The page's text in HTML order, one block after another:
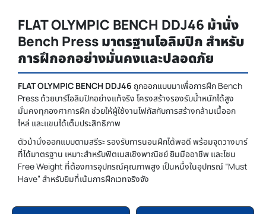
FLAT OLYMPIC BENCH DDJ46 ม้านั่ง
Bench Press มาตรฐานโอลิมปิก สำหรับ
การฝึกอกอย่างมั่นคงและปลอดภัย
FLAT OLYMPIC BENCH DDJ46 ถูกออกแบบมาเพื่อการฝึก Bench
Press ด้วยบาร์โอลิมปิกอย่างแท้จริง โครงสร้างรองรับน้ำหนักได้สูง
มั่นคงทุกองศาการฝึก ช่วยให้ผู้ใช้งานโฟกัสกับการสร้างกล้ามเนื้ออก
ไหล่ และแขนได้เต็มประสิทธิภาพ
ตัวม้านั่งออกแบบตามสรีระ รองรับการนอนฝึกได้พอดี พร้อมจุดวางบาร์
ที่ได้มาตรฐาน เหมาะสำหรับฟิตเนสเชิงพาณิชย์ ยิมมืออาชีพ และโซน
Free Weight ที่ต้องการอุปกรณ์คุณภาพสูง เป็นหนึ่งในอุปกรณ์ “Must
Have” สำหรับยิมที่เน้นการฝึกเวทจริงจัง